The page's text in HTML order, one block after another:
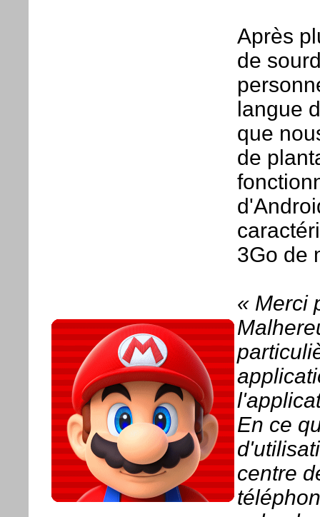
Après
de
langue
que
de
3Go de
« Merci
En ce
centre